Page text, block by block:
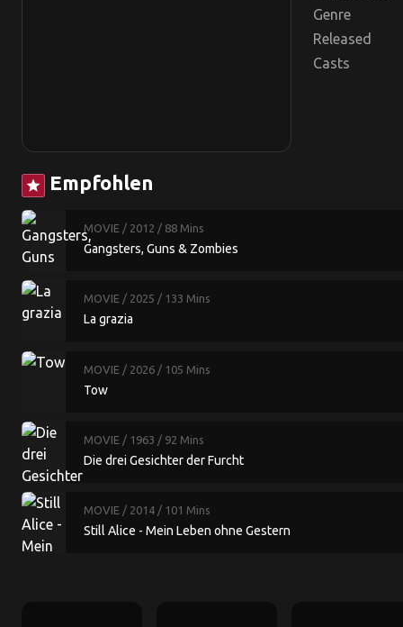
Genre
Released
Casts
star Empfohlen
MOVIE / 2012 / 88 Mins
Gangsters, Guns & Zombies
MOVIE / 2025 / 133 Mins
La grazia
MOVIE / 2026 / 105 Mins
Tow
MOVIE / 1963 / 92 Mins
Die drei Gesichter der Furcht
MOVIE / 2014 / 101 Mins
Still Alice - Mein Leben ohne Gestern